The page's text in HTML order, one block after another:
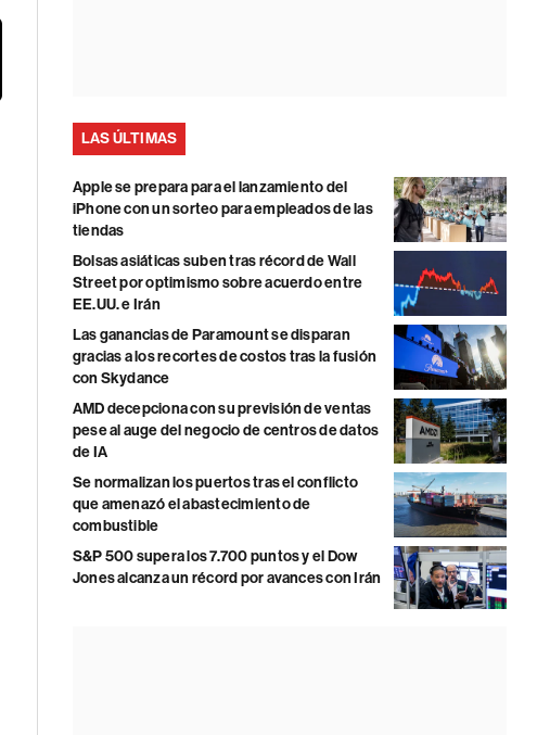
LAS ÚLTIMAS
Apple se prepara para el lanzamiento del
iPhone con un sorteo para empleados de las
tiendas
Bolsas asiáticas suben tras récord de Wall
Street por optimismo sobre acuerdo entre
EE.UU. e Irán
Las ganancias de Paramount se disparan
gracias a los recortes de costos tras la fusión
con Skydance
AMD decepciona con su previsión de ventas
pese al auge del negocio de centros de datos
de IA
Se normalizan los puertos tras el conflicto
que amenazó el abastecimiento de
combustible
S&P 500 supera los 7.700 puntos y el Dow
Jones alcanza un récord por avances con Irán